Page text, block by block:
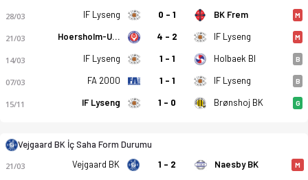
28/03 IF Lyseng 0 - 1 BK Frem M
21/03 Hoersholm-Usseroed IK 4 - 2 IF Lyseng M
14/03 IF Lyseng 1 - 1 Holbaek BI B
07/03 FA 2000 1 - 1 IF Lyseng B
15/11 IF Lyseng 1 - 0 Brønshoj BK G
Vejgaard BK İç Saha Form Durumu
21/03 Vejgaard BK 1 - 2 Naesby BK M